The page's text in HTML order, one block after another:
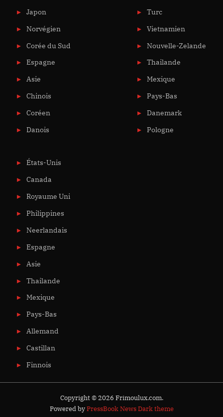
Japon
Norvégien
Corée du Sud
Espagne
Asie
Chinois
Coréen
Danois
Turc
Vietnamien
Nouvelle-Zelande
Thailande
Mexique
Pays-Bas
Danemark
Pologne
États-Unis
Canada
Royaume Uni
Philippines
Neerlandais
Espagne
Asie
Thailande
Mexique
Pays-Bas
Allemand
Castillan
Finnois
Copyright © 2026 Frimoulux.com.
Powered byPressBook News Dark theme